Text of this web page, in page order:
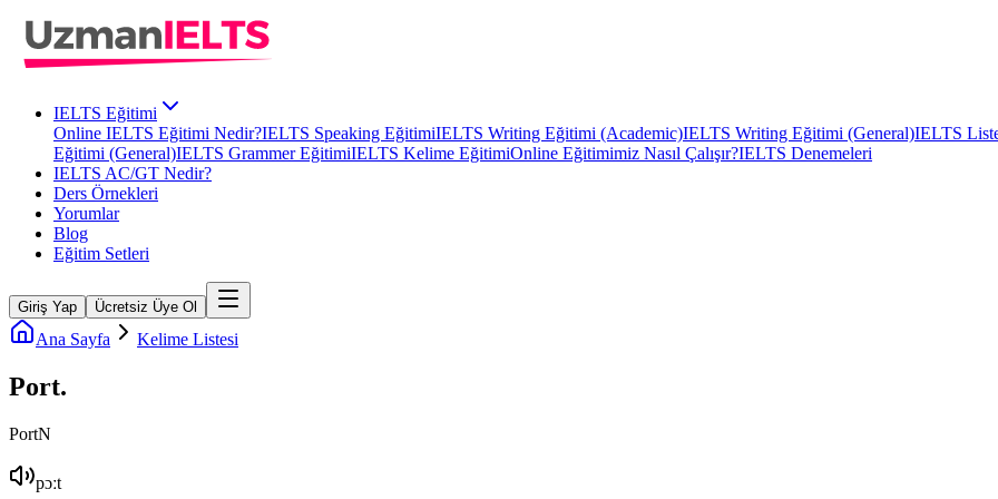
IELTS Eğitimi
Online IELTS Eğitimi Nedir?IELTS Speaking EğitimiIELTS Writing Eğitimi (Academic)IELTS Writing Eğitimi (General)IELTS
Eğitimi (General)IELTS Grammer EğitimiIELTS Kelime EğitimiOnline Eğitimimiz Nasıl Çalışır?IELTS Denemeleri
IELTS AC/GT Nedir?
Ders Örnekleri
Yorumlar
Blog
Eğitim Setleri
Giriş Yap Ücretsiz Üye Ol
Ana Sayfa Kelime Listesi
Port.
PortN
pɔːt